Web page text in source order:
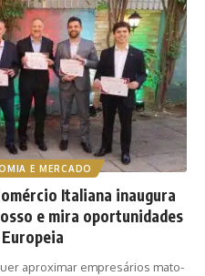
E MERCADO
Italiana inaugura
e mira oportunidades
aproximar empresários mato-